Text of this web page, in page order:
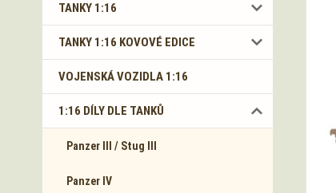
TANKY 1:16
TANKY 1:16 KOVOVÉ EDICE
VOJENSKÁ VOZIDLA 1:16
1:16 DÍLY DLE TANKŮ
Panzer III / Stug III
Panzer IV